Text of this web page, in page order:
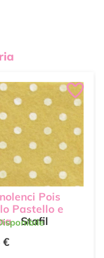
Pois
Pastello e
Stafil
€